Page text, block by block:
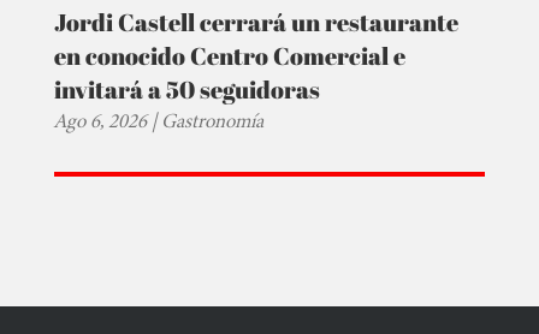
Jordi Castell cerrará un restaurante
en conocido Centro Comercial e
invitará a 50 seguidoras
Ago 6, 2026|Gastronomía